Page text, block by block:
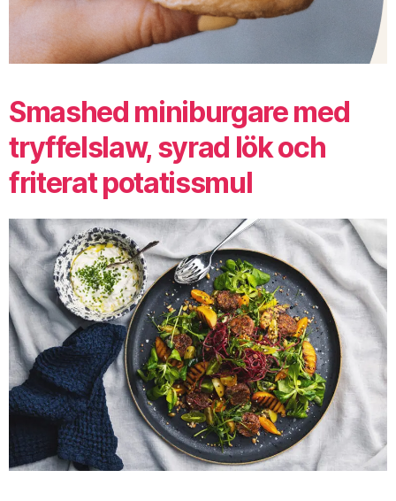
Smashed miniburgare med
tryffelslaw, syrad lök och
friterat potatissmul